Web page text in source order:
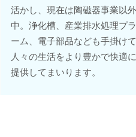
活かし、現在は陶磁器事業以
中。浄化槽、産業排水処理プ
ーム、電子部品なども手掛け
人々の生活をより豊かで快適
提供してまいります。